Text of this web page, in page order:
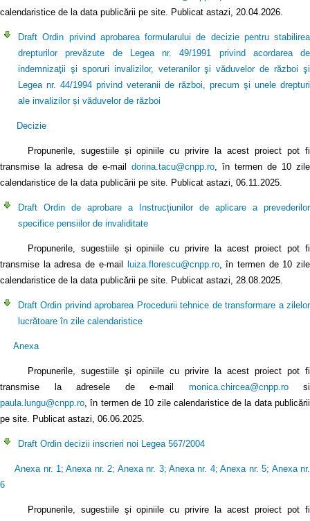
calendaristice de la data publicării pe site. Publicat astazi, 20.04.2026.
Draft Ordin privind aprobarea formularului de decizie pentru stabilirea
drepturilor prevăzute de Legea nr. 49/1991 privind acordarea de
indemnizaţii şi sporuri invalizilor, veteranilor şi văduvelor de război şi
Legea nr. 44/1994 privind veteranii de război, precum şi unele drepturi
ale invalizilor și văduvelor de război
Decizie
Propunerile, sugestiile și opiniile cu privire la acest proiect pot fi
transmise la adresa de e-mail dorina.tacu@cnpp.ro , în termen de 10 zile
calendaristice de la data publicării pe site. Publicat astazi, 06.11.2025.
Draft Ordin de aprobare a Instrucțiunilor de aplicare a prevederilor
specifice pensiilor de invaliditate
Propunerile, sugestiile și opiniile cu privire la acest proiect pot fi
transmise la adresa de e-mail
luiza.florescu@cnpp.ro, în termen de 10 zile
calendaristice de la data publicării pe site. Publicat astazi, 28.08.2025.
Draft Ordin privind aprobarea Procedurii tehnice de transformare a zilelor
lucrătoare în zile calendaristice
Anexa
Propunerile, sugestiile şi opiniile cu privire la acest proiect pot fi
transmise la adresele de e-mail monica.chircea@cnpp.rosi
paula.lungu@cnpp.ro , în termen de 10 zile calendaristice de la data publicării
pe site. Publicat astazi, 06.06.2025.
Draft Ordin decizii inscrieri noi Legea 567/2004
Anexa nr. 1 ;Anexa nr. 2; Anexa nr. 3;Anexa nr. 4;Anexa nr. 5; Anexa nr.
6
Propunerile, sugestiile şi opiniile cu privire la acest proiect pot fi